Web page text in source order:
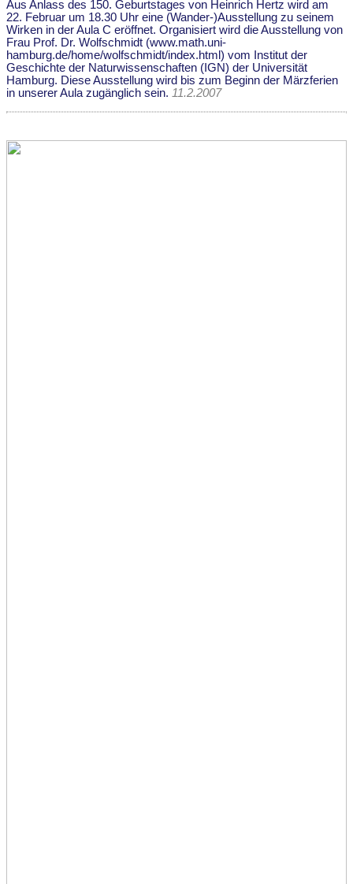
Aus Anlass des 150. Geburtstages von Heinrich Hertz wird am
22. Februar um 18.30 Uhr eine (Wander-)Ausstellung zu seinem
Wirken in der Aula C eröffnet. Organisiert wird die Ausstellung von
Frau Prof. Dr. Wolfschmidt (www.math.uni-
hamburg.de/home/wolfschmidt/index.html) vom Institut der
Geschichte der Naturwissenschaften (IGN) der Universität
Hamburg. Diese Ausstellung wird bis zum Beginn der Märzferien
in unserer Aula zugänglich sein. 11.2.2007